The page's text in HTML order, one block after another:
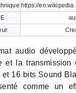
https://
audio
et la transmission
16 bits Sound
comme un